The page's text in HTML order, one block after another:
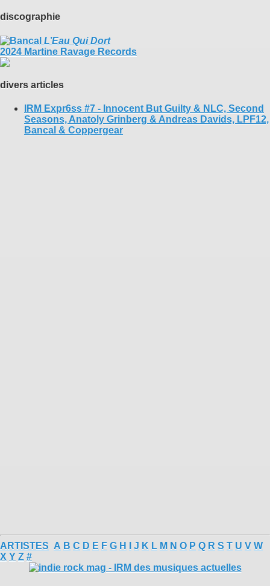
discographie
L’Eau Qui Dort
2024 Martine Ravage Records
divers articles
IRM Expr6ss #7 - Innocent But Guilty & NLC, Second
Seasons, Anatoly Grinberg & Andreas Davids, LPF12,
Bancal & Coppergear
ARTISTES A B C D E F G H J K L M N O P Q R S T U V W
X Y Z #